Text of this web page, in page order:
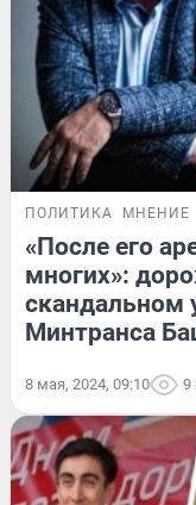
ПОЛИТИКА МНЕНИЕ
«После его
многих»:
скандальном
Минтранса
8 мая, 2024, 09:10 9